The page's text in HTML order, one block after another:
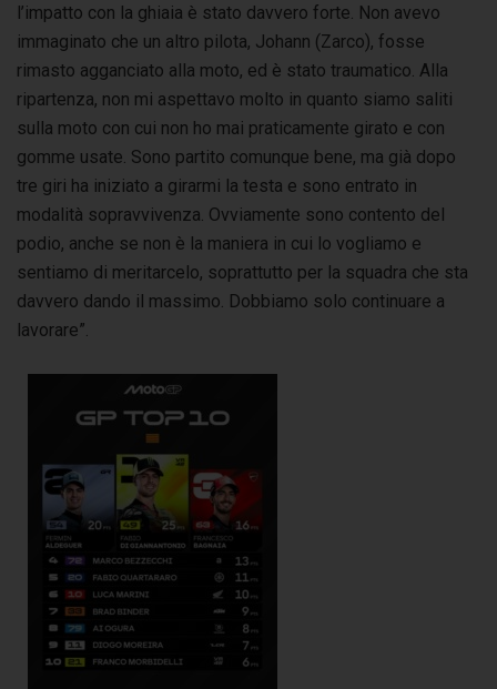
l’impatto con la ghiaia è stato davvero forte. Non avevo
immaginato che un altro pilota, Johann (Zarco), fosse
rimasto agganciato alla moto, ed è stato traumatico. Alla
ripartenza, non mi aspettavo molto in quanto siamo saliti
sulla moto con cui non ho mai praticamente girato e con
gomme usate. Sono partito comunque bene, ma già dopo
tre giri ha iniziato a girarmi la testa e sono entrato in
modalità sopravvivenza. Ovviamente sono contento del
podio, anche se non è la maniera in cui lo vogliamo e
sentiamo di meritarcelo, soprattutto per la squadra che sta
davvero dando il massimo. Dobbiamo solo continuare a
lavorare”.